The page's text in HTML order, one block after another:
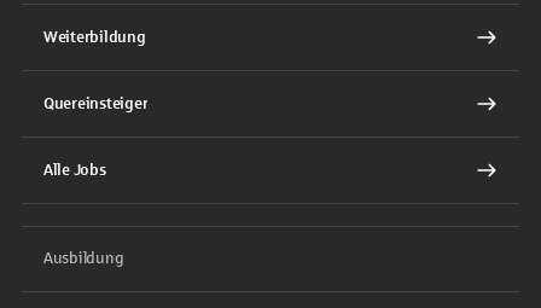
Weiterbildung
Quereinsteiger
Alle Jobs
Ausbildung